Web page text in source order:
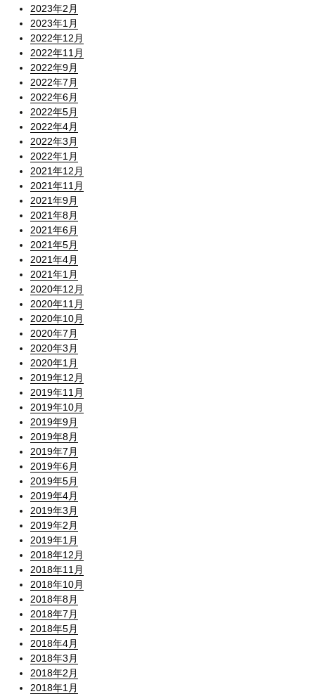
2023年2月
2023年1月
2022年12月
2022年11月
2022年9月
2022年7月
2022年6月
2022年5月
2022年4月
2022年3月
2022年1月
2021年12月
2021年11月
2021年9月
2021年8月
2021年6月
2021年5月
2021年4月
2021年1月
2020年12月
2020年11月
2020年10月
2020年7月
2020年3月
2020年1月
2019年12月
2019年11月
2019年10月
2019年9月
2019年8月
2019年7月
2019年6月
2019年5月
2019年4月
2019年3月
2019年2月
2019年1月
2018年12月
2018年11月
2018年10月
2018年8月
2018年7月
2018年5月
2018年4月
2018年3月
2018年2月
2018年1月